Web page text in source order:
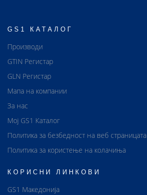
GS1 КАТАЛОГ
Производи
GTIN Регистар
GLN Регистар
Мапа на компании
За нас
Мој GS1 Каталог
Политика за безбедност на веб страницата
Политика за користење на колачиња
КОРИСНИ ЛИНКОВИ
GS1 Македонија